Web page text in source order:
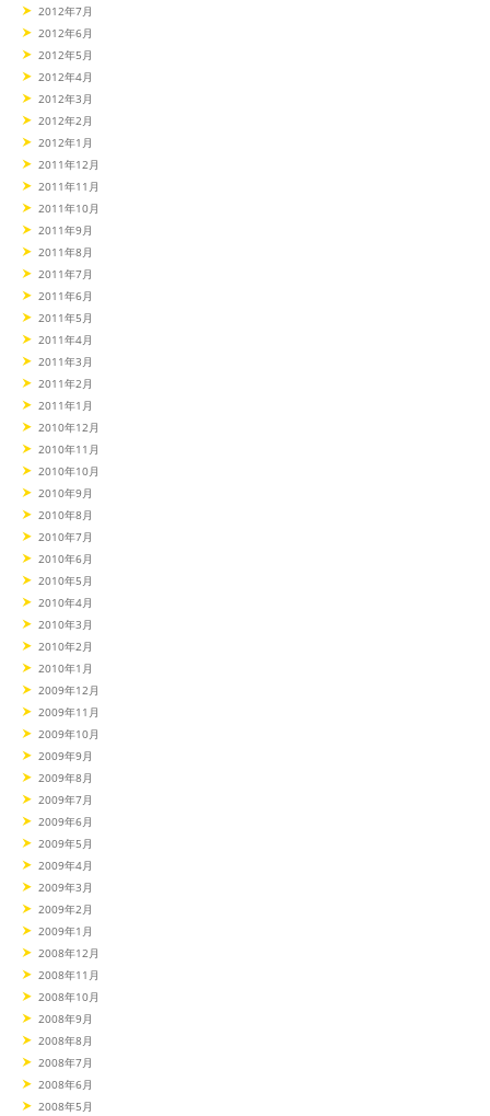
2012年7月
2012年6月
2012年5月
2012年4月
2012年3月
2012年2月
2012年1月
2011年12月
2011年11月
2011年10月
2011年9月
2011年8月
2011年7月
2011年6月
2011年5月
2011年4月
2011年3月
2011年2月
2011年1月
2010年12月
2010年11月
2010年10月
2010年9月
2010年8月
2010年7月
2010年6月
2010年5月
2010年4月
2010年3月
2010年2月
2010年1月
2009年12月
2009年11月
2009年10月
2009年9月
2009年8月
2009年7月
2009年6月
2009年5月
2009年4月
2009年3月
2009年2月
2009年1月
2008年12月
2008年11月
2008年10月
2008年9月
2008年8月
2008年7月
2008年6月
2008年5月